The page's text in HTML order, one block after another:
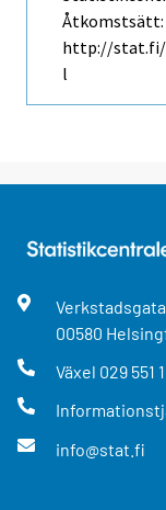
Åtkomstsätt:
http://stat.fi/
l
00580
Växel 029 551
info@stat.fi